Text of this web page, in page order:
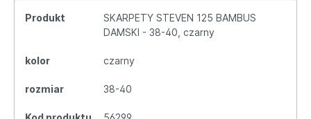
Produkt
SKARPETY STEVEN 125 BAMBUS
DAMSKI - 38-40, czarny
kolor czarny
rozmiar 38-40